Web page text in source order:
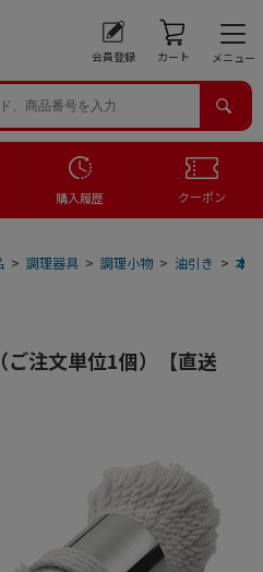
会員登録 カート メニュー
購入履歴 クーポン
> 調理器具 > 調理小物 > 油引き > 本
注文単位1個）【直送